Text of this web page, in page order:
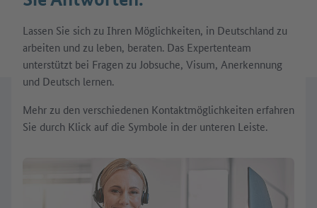
Lassen Sie sich zu Ihren Möglichkeiten, in Deutschland zu
arbeiten und zu leben, beraten. Das Expertenteam
unterstützt bei Fragen zu Jobsuche, Visum, Anerkennung
und Deutsch lernen.
Mehr zu den verschiedenen Kontaktmöglichkeiten erfahren
Sie durch Klick auf die Symbole in der unteren Leiste.